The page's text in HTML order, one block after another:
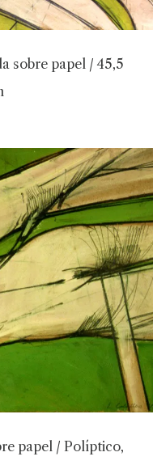
sobre papel / 45,5
papel / Políptico,